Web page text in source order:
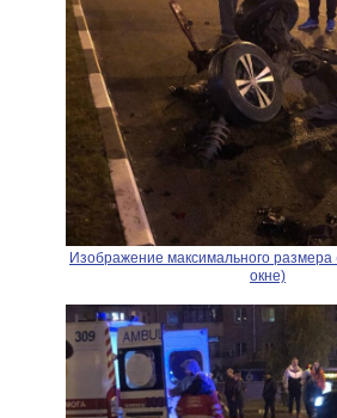
Изображение максимального размера
окне)